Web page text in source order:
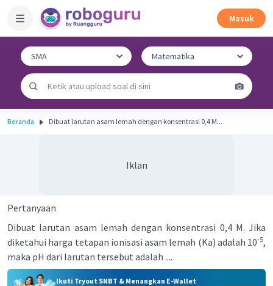
Masuk
Beranda Dibuat larutan asam lemah dengan konsentrasi 0,4 M...
Iklan
Pertanyaan
Dibuat larutan asam lemah dengan konsentrasi 0,4 M. Jika
diketahui harga tetapan ionisasi asam lemah (Ka) adalah 10-5,
maka pH dari larutan tersebut adalah ....
Ikuti Tryout SNBT & Menangkan E-Wallet